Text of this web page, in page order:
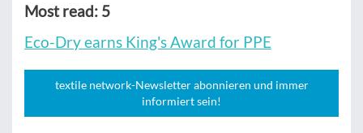
Most read: 5
Eco-Dry earns King's Award for PPE
textile network-Newsletter abonnieren und immer
informiert sein!